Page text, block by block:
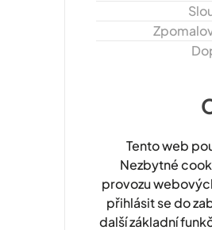
Tento web
Nezbytné
provozu
přihlásit se do
další základní